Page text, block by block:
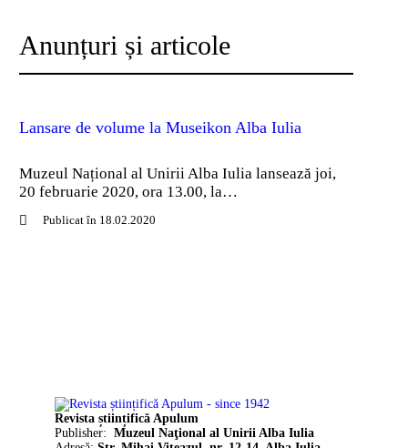
Anunțuri și articole
Lansare de volume la Museikon Alba Iulia
Muzeul Național al Unirii Alba Iulia lansează joi,
20 februarie 2020, ora 13.00, la…
Publicat în 18.02.2020
Revista științifică Apulum
Publisher: Muzeul Naţional al Unirii Alba Iulia